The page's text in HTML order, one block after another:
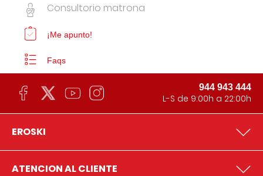
Consultorio matrona
¡Me apunto!
Faqs
944 943 444
L-S de 9:00h a 22:00h
EROSKI
ATENCION AL CLIENTE